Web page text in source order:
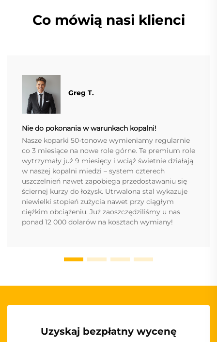
Co mówią nasi klienci
Greg T.
Nie do pokonania w warunkach kopalni!
Nasze koparki 50-tonowe wymieniamy regularnie
co 3 miesiące na nowe role górne. Te premium role
wytrzymały już 9 miesięcy i wciąż świetnie działają
w naszej kopalni miedzi – system czterech
uszczelnień nawet zapobiega przedostawaniu się
ściernej kurzy do łożysk. Utrwalona stal wykazuje
niewielki stopień zużycia nawet przy ciągłym
ciężkim obciążeniu. Już zaoszczędziliśmy u nas
ponad 12 000 dolarów na kosztach wymiany!
Uzyskaj bezpłatny wycenę